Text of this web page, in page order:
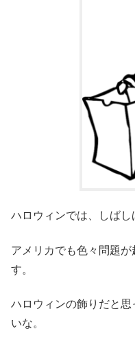
ハロウィンでは、しばし
アメリカでも色々問題
す。
ハロウィンの飾りだと思
いな。